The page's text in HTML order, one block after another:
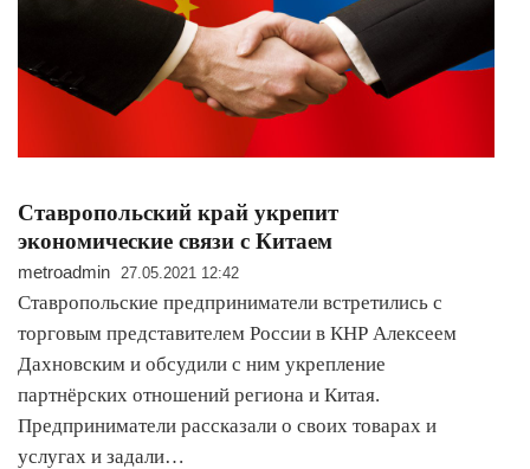
Ставропольский край укрепит
экономические связи с Китаем
metroadmin 27.05.2021 12:42
Ставропольские предприниматели встретились с
торговым представителем России в КНР Алексеем
Дахновским и обсудили с ним укрепление
партнёрских отношений региона и Китая.
Предприниматели рассказали о своих товарах и
услугах и задали…